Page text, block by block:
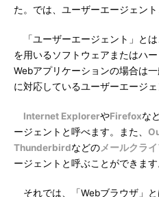
た。では、ユーザーエージェン
「ユーザーエージェント」とは
を用いるソフトウェアまたはハ
Webアプリケーションの場合は一
に対応しているユーザーエージ
Internet ExplorerやFirefoxな
ージェントと呼べます。また、
Thunderbirdなどのメールクラ
ージェントと呼ぶことができます
それでは、「Webブラウザ」